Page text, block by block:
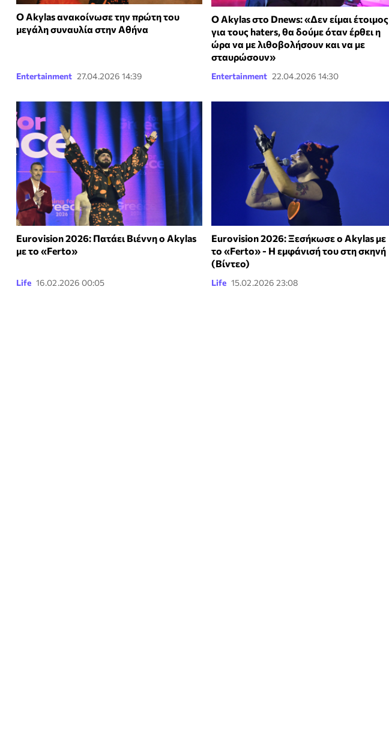
O Akylas ανακοίνωσε την πρώτη του
μεγάλη συναυλία στην Αθήνα
Entertainment 27.04.2026 14:39
O Akylas στο Dnews: «Δεν είμαι έτοιμος
για τους haters, θα δούμε όταν έρθει η
ώρα να με λιθοβολήσουν και να με
σταυρώσουν»
Entertainment 22.04.2026 14:30
Eurovision 2026: Πατάει Βιέννη ο Akylas
με το «Ferto»
Life 16.02.2026 00:05
Eurovision 2026: Ξεσήκωσε ο Akylas με
το «Ferto» - Η εμφάνισή του στη σκηνή
(Βίντεο)
Life 15.02.2026 23:08